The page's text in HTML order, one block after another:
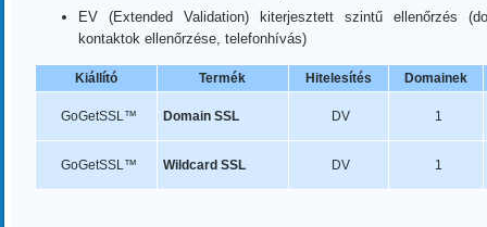
EV (Extended Validation) kiterjesztett szintű ellenőrzés
kontaktok ellenőrzése, telefonhívás)
Kiállító Termék Hitelesítés Domainek
GoGetSSL™ Domain SSL DV 1
GoGetSSL™ Wildcard SSL DV 1